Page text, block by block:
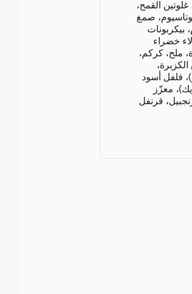
القمح،
صمغ
بيكربونات
خضراء
بذور الكزبرة، ملح، كركم،
(2%)، أوراق الكزبرة،
فلفل أسود
معزّز
حلبة، زنجبيل، قرنفل